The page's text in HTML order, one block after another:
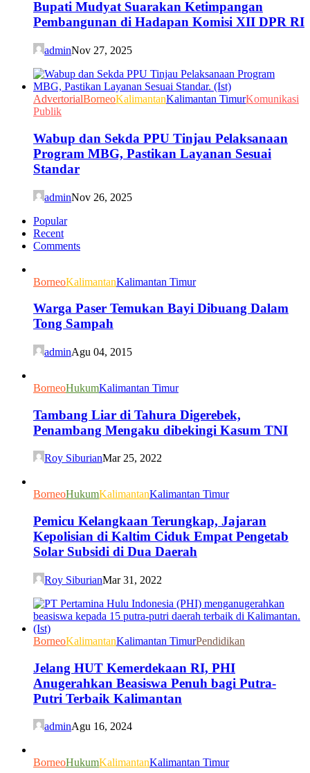
Bupati Mudyat Suarakan Ketimpangan
Pembangunan di Hadapan Komisi XII DPR RI
adminNov 27, 2025
AdvertorialBorneoKalimantanKalimantan TimurKomunikasi
Publik
Wabup dan Sekda PPU Tinjau Pelaksanaan
Program MBG, Pastikan Layanan Sesuai
Standar
adminNov 26, 2025
Popular
Recent
Comments
BorneoKalimantanKalimantan Timur
Warga Paser Temukan Bayi Dibuang Dalam
Tong Sampah
adminAgu 04, 2015
BorneoHukumKalimantan Timur
Tambang Liar di Tahura Digerebek,
Penambang Mengaku dibekingi Kasum TNI
Roy SiburianMar 25, 2022
BorneoHukumKalimantanKalimantan Timur
Pemicu Kelangkaan Terungkap, Jajaran
Kepolisian di Kaltim Ciduk Empat Pengetab
Solar Subsidi di Dua Daerah
Roy SiburianMar 31, 2022
BorneoKalimantanKalimantan TimurPendidikan
Jelang HUT Kemerdekaan RI, PHI
Anugerahkan Beasiswa Penuh bagi Putra-
Putri Terbaik Kalimantan
adminAgu 16, 2024
BorneoHukumKalimantanKalimantan Timur